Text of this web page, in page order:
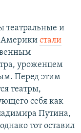
театральные и
Америки стали
уроженцем
Перед этим
театры,
себя как
Путина,
тот оставил